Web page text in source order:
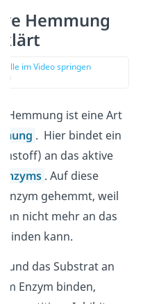
Hemmung
Stelle im Video springen
Hemmung ist eine Art
. Hier bindet ein
an das aktive
Enzyms . Auf diese
Enzym gehemmt, weil
nicht mehr an das
binden kann.
und das Substrat an
Enzym binden,